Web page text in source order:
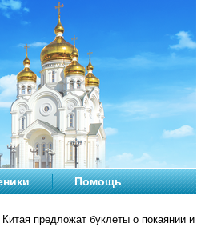
Помощь
предложат буклеты о покаянии и